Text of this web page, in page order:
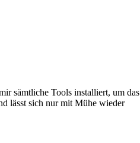
sämtliche Tools installiert, um das
lässt sich nur mit Mühe wieder